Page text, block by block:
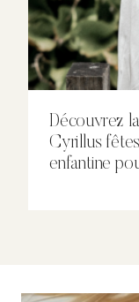
Découvrez
Cyrillus fêtes
enfantine